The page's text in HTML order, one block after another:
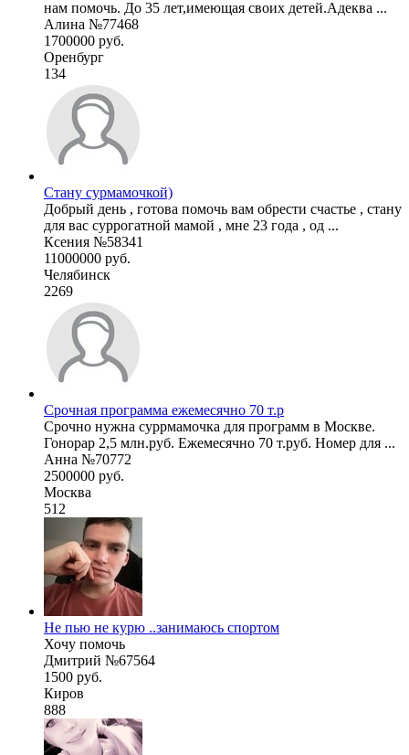
нам помочь. До 35 лет,имеющая своих детей.Адеква ...
Алина №77468
1700000 руб.
Оренбург
134
Стану сурмамочкой)
Добрый день , готова помочь вам обрести счастье , стану
для вас суррогатной мамой , мне 23 года , од ...
Ксения №58341
11000000 руб.
Челябинск
2269
Срочная программа ежемесячно 70 т.р
Срочно нужна суррмамочка для программ в Москве.
Гонорар 2,5 млн.руб. Ежемесячно 70 т.руб. Номер для ...
Анна №70772
2500000 руб.
Москва
512
Не пью не курю ..занимаюсь спортом
Хочу помочь
Дмитрий №67564
1500 руб.
Киров
888